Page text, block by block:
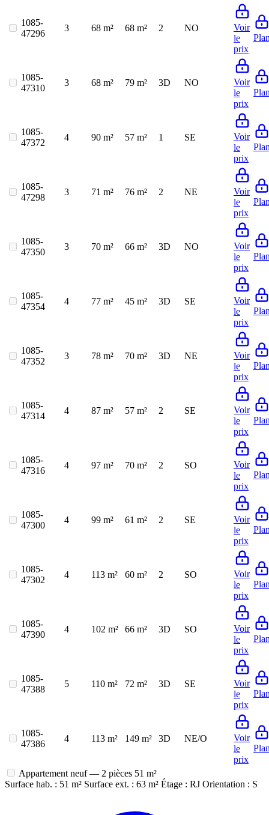
1085-
47296
3 68 m² 68 m² 2 NO
Voir
le
prix
1085-
47310
3 68 m² 79 m² 3D NO
Voir
le
prix
1085-
47372
4 90 m² 57 m² 1 SE
Voir
le
prix
1085-
47298
3 71 m² 76 m² 2 NE
Voir
le
prix
1085-
47350
3 70 m² 66 m² 3D NO
Voir
le
prix
1085-
47354
4 77 m² 45 m² 3D SE
Voir
le
prix
1085-
47352
3 78 m² 70 m² 3D NE
Voir
le
prix
1085-
47314
4 87 m² 57 m² 2 SE
Voir
le
prix
1085-
47316
4 97 m² 70 m² 2 SO
Voir
le
prix
1085-
47300
4 99 m² 61 m² 2 SE
Voir
le
prix
1085-
47302
4 113 m² 60 m² 2 SO
Voir
le
prix
1085-
47390
4 102 m² 66 m² 3D SO
Voir
le
prix
1085-
47388
5 110 m² 72 m² 3D SE
Voir
le
prix
1085-
47386
4 113 m² 149 m² 3D NE/O
Voir
le
prix
Appartement neuf — 2 pièces 51 m²
Surface hab. : 51 m² Surface ext. : 63 m² Étage : RJ Orientation : S